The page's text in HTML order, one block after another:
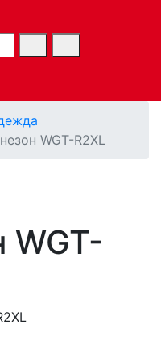
WGT-R2XL
WGT-